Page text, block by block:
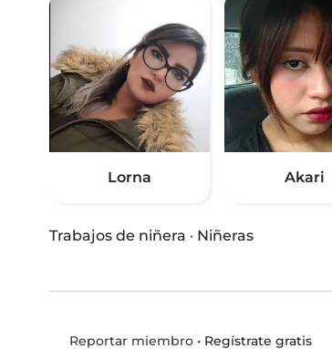
Lorna Akari
Trabajos de niñera · Niñeras
Reportar miembro• Regístrate gratis